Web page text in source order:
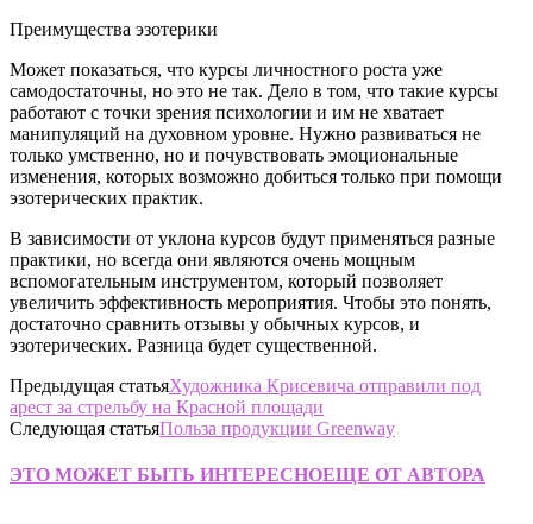
Преимущества эзотерики
Может показаться, что курсы личностного роста уже
самодостаточны, но это не так. Дело в том, что такие курсы
работают с точки зрения психологии и им не хватает
манипуляций на духовном уровне. Нужно развиваться не
только умственно, но и почувствовать эмоциональные
изменения, которых возможно добиться только при помощи
эзотерических практик.
В зависимости от уклона курсов будут применяться разные
практики, но всегда они являются очень мощным
вспомогательным инструментом, который позволяет
увеличить эффективность мероприятия. Чтобы это понять,
достаточно сравнить отзывы у обычных курсов, и
эзотерических. Разница будет существенной.
Предыдущая статьяХудожника Крисевича отправили под
арест за стрельбу на Красной площади
Следующая статьяПольза продукции Greenway
ЭТО МОЖЕТ БЫТЬ ИНТЕРЕСНОЕЩЕ ОТ АВТОРА